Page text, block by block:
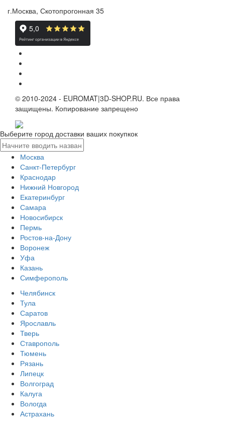
г.Москва, Скотопрогонная 35
© 2010-2024 - EUROMAT|3D-SHOP.RU. Все права
защищены. Копирование запрещено
Выберите город доставки ваших покупкок
Москва
Санкт-Петербург
Краснодар
Нижний Новгород
Екатеринбург
Самара
Новосибирск
Пермь
Ростов-на-Дону
Воронеж
Уфа
Казань
Симферополь
Челябинск
Тула
Саратов
Ярославль
Тверь
Ставрополь
Тюмень
Рязань
Липецк
Волгоград
Калуга
Вологда
Астрахань